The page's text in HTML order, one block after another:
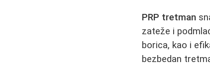
PRP tretman
zateže i
borica, kao i
bezbedan